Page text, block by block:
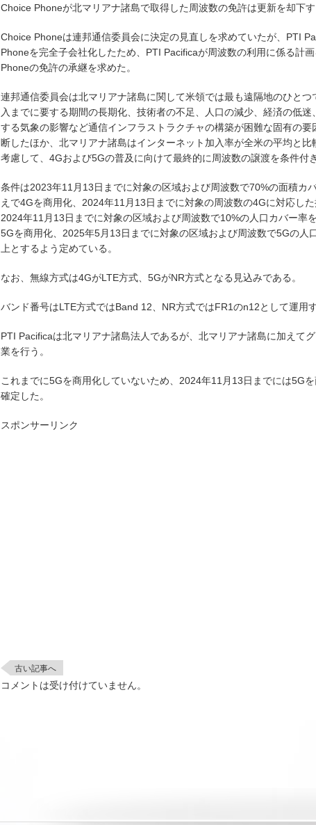
Choice Phoneが北マリアナ諸島で取得した周波数の免許は更新を却下す
Choice Phoneは連邦通信委員会に決定の見直しを求めていたが、PTI
Phoneを完全子会社化したため、PTI Pacificaが周波数の利用に係る計
Phoneの免許の承継を求めた。
連邦通信委員会は北マリアナ諸島に関して米領では最も遠隔地のひとつ
入までに要する期間の長期化、技術者の不足、人口の減少、経済の低迷
する気象の影響など通信インフラストラクチャの構築が困難な固有の要
断したほか、北マリアナ諸島はインターネット加入率が全米の平均と比
考慮して、4Gおよび5Gの普及に向けて最終的に周波数の譲渡を条件付
条件は2023年11月13日までに対象の区域および周波数で70%の面積カ
えで4Gを商用化、2024年11月13日までに対象の周波数の4Gに対応した
2024年11月13日までに対象の区域および周波数で10%の人口カバー率
5Gを商用化、2025年5月13日までに対象の区域および周波数で5Gの人
上とするよう定めている。
なお、無線方式は4GがLTE方式、5GがNR方式となる見込みである。
バンド番号はLTE方式ではBand 12、NR方式ではFR1のn12として運用
PTI Pacificaは北マリアナ諸島法人であるが、北マリアナ諸島に加えて
業を行う。
これまでに5Gを商用化していないため、2024年11月13日までには5G
確定した。
スポンサーリンク
古い記事へ
コメントは受け付けていません。